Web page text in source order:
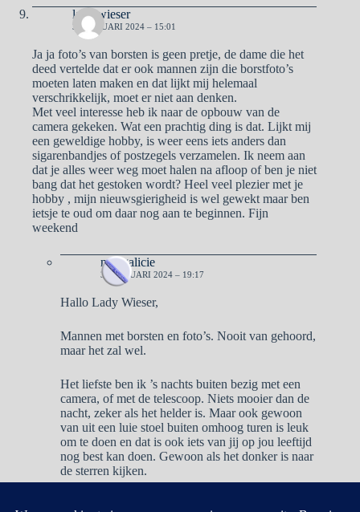
lady wieser
3 FEBRUARI 2024 – 15:01
Ja ja foto’s van borsten is geen pretje, de dame die het
deed vertelde dat er ook mannen zijn die borstfoto’s
moeten laten maken en dat lijkt mij helemaal
verschrikkelijk, moet er niet aan denken.
Met veel interesse heb ik naar de opbouw van de
camera gekeken. Wat een prachtig ding is dat. Lijkt mij
een geweldige hobby, is weer eens iets anders dan
sigarenbandjes of postzegels verzamelen. Ik neem aan
dat je alles weer weg moet halen na afloop of ben je niet
bang dat het gestoken wordt? Heel veel plezier met je
hobby , mijn nieuwsgierigheid is wel gewekt maar ben
ietsje te oud om daar nog aan te beginnen. Fijn
weekend
naargalicie
3 FEBRUARI 2024 – 19:17
Hallo Lady Wieser,
Mannen met borsten en foto’s. Nooit van gehoord,
maar het zal wel.
Het liefste ben ik ’s nachts buiten bezig met een
camera, of met de telescoop. Niets mooier dan de
nacht, zeker als het helder is. Maar ook gewoon
van uit een luie stoel buiten omhoog turen is leuk
om te doen en dat is ook iets van jij op jou leeftijd
nog best kan doen. Gewoon als het donker is naar
de sterren kijken.